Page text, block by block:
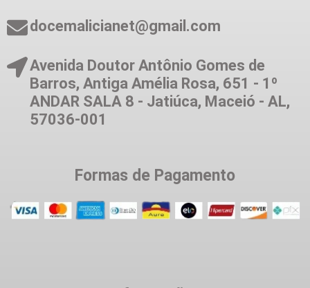
docemalicianet@gmail.com
Avenida Doutor Antônio Gomes de
Barros, Antiga Amélia Rosa, 651 - 1º
ANDAR SALA 8 - Jatiúca, Maceió - AL,
57036-001
Formas de Pagamento